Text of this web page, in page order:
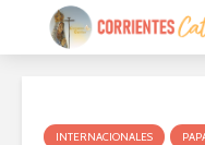
INTERNACIONALES